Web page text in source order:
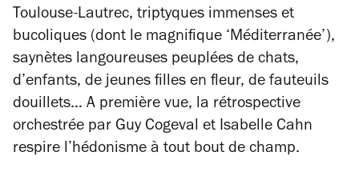
Toulouse-Lautrec, triptyques immenses et
bucoliques (dont le magnifique ‘Méditerranée’),
saynètes langoureuses peuplées de chats,
d’enfants, de jeunes filles en fleur, de fauteuils
douillets… A première vue, la rétrospective
orchestrée par Guy Cogeval et Isabelle Cahn
respire l’hédonisme à tout bout de champ.